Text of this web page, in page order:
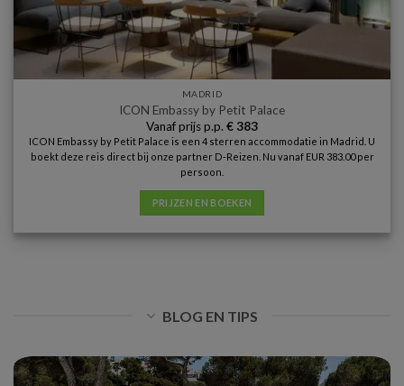
MADRID
ICON Embassy by Petit Palace
Vanaf prijs p.p. € 383
ICON Embassy by Petit Palace is een 4 sterren accommodatie in Madrid. U
boekt deze reis direct bij onze partner D-Reizen. Nu vanaf EUR 383.00 per
persoon.
PRIJZEN EN BOEKEN
BLOG EN TIPS